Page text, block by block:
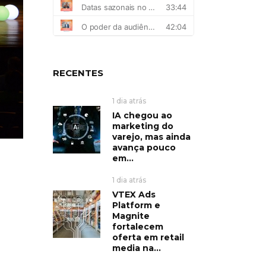
RECENTES
1 dia atrás
IA chegou ao
marketing do
varejo, mas ainda
avança pouco
em...
1 dia atrás
VTEX Ads
Platform e
Magnite
fortalecem
oferta em retail
media na...